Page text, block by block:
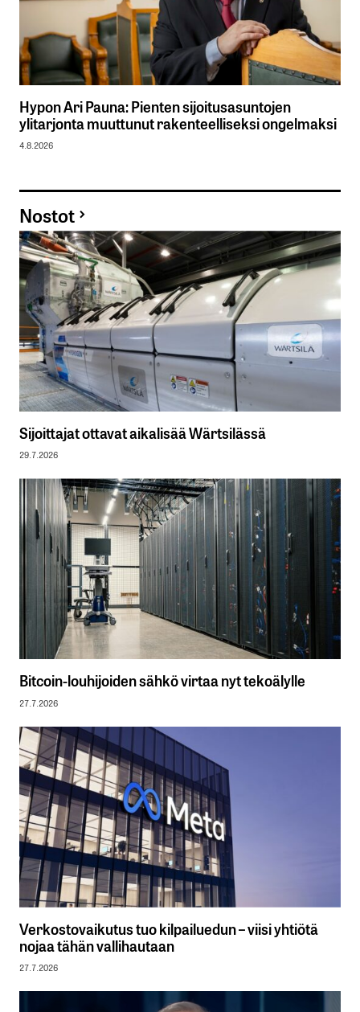
Hypon Ari Pauna: Pienten sijoitusasuntojen
ylitarjonta muuttunut rakenteelliseksi ongelmaksi
4.8.2026
Nostot
Sijoittajat ottavat aikalisää Wärtsilässä
29.7.2026
Bitcoin-louhijoiden sähkö virtaa nyt tekoälylle
27.7.2026
Verkostovaikutus tuo kilpailuedun – viisi yhtiötä
nojaa tähän vallihautaan
27.7.2026